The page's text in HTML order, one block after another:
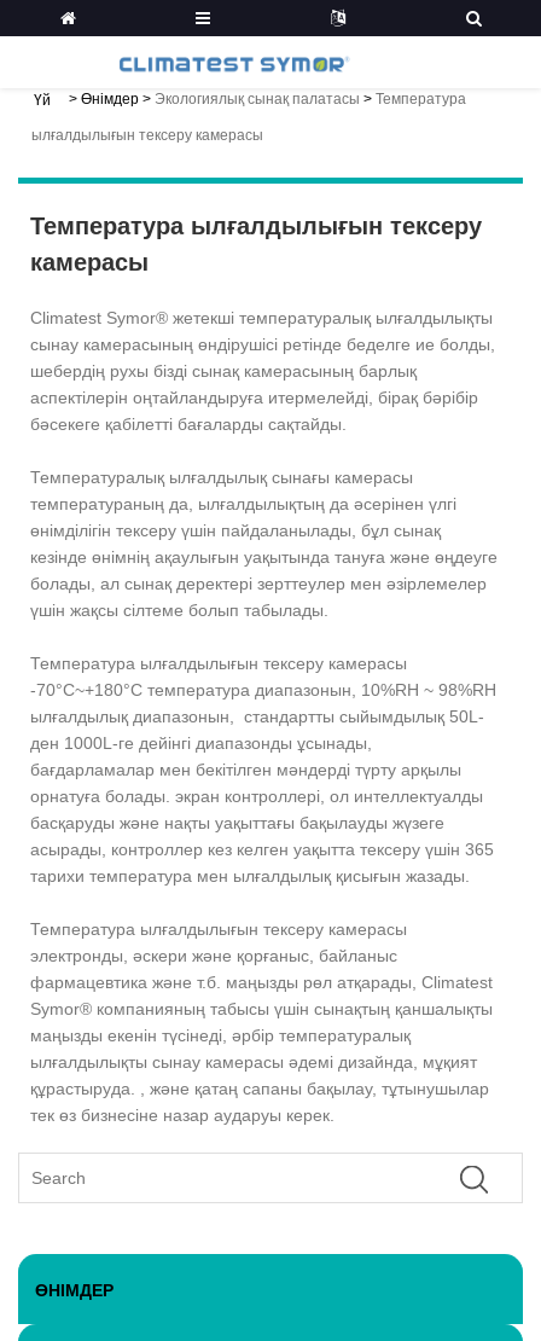
Үй > Өнімдер > Экологиялық сынақ палатасы > Температура
ылғалдылығын тексеру камерасы
Температура ылғалдылығын тексеру
камерасы
Climatest Symor® жетекші температуралық ылғалдылықты
сынау камерасының өндірушісі ретінде беделге ие болды,
шебердің рухы бізді сынақ камерасының барлық
аспектілерін оңтайландыруға итермелейді, бірақ бәрібір
бәсекеге қабілетті бағаларды сақтайды.
Температуралық ылғалдылық сынағы камерасы
температураның да, ылғалдылықтың да әсерінен үлгі
өнімділігін тексеру үшін пайдаланылады, бұл сынақ
кезінде өнімнің ақаулығын уақытында тануға және өңдеуге
болады, ал сынақ деректері зерттеулер мен әзірлемелер
үшін жақсы сілтеме болып табылады.
Температура ылғалдылығын тексеру камерасы
-70°C~+180°C температура диапазонын, 10%RH ~ 98%RH
ылғалдылық диапазонын, стандартты сыйымдылық 50L-
ден 1000L-ге дейінгі диапазонды ұсынады,
бағдарламалар мен бекітілген мәндерді түрту арқылы
орнатуға болады. экран контроллері, ол интеллектуалды
басқаруды және нақты уақыттағы бақылауды жүзеге
асырады, контроллер кез келген уақытта тексеру үшін 365
тарихи температура мен ылғалдылық қисығын жазады.
Температура ылғалдылығын тексеру камерасы
электронды, әскери және қорғаныс, байланыс
фармацевтика және т.б. маңызды рөл атқарады, Climatest
Symor® компанияның табысы үшін сынақтың қаншалықты
маңызды екенін түсінеді, әрбір температуралық
ылғалдылықты сынау камерасы әдемі дизайнда, мұқият
құрастыруда. , және қатаң сапаны бақылау, тұтынушылар
тек өз бизнесіне назар аударуы керек.
ӨНІМДЕР